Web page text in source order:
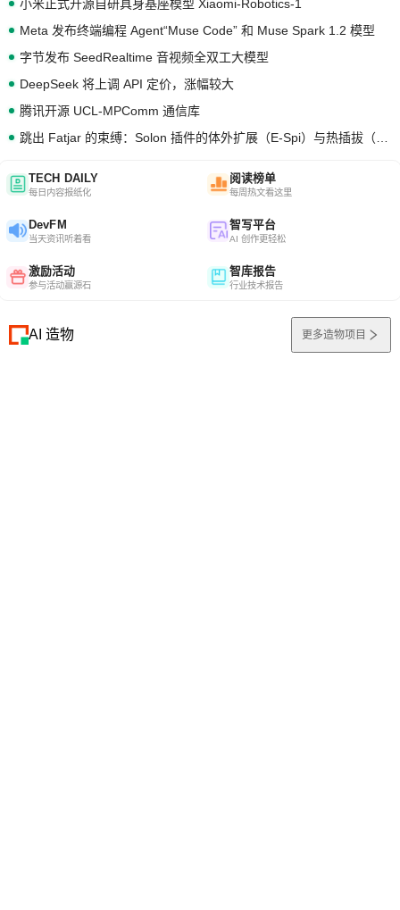
小米正式开源自研具身基座模型 Xiaomi-Robotics-1
Meta 发布终端编程 Agent“Muse Code” 和 Muse Spark 1.2 模型
字节发布 SeedRealtime 音视频全双工大模型
DeepSeek 将上调 API 定价，涨幅较大
腾讯开源 UCL-MPComm 通信库
TECH DAILY
每日内容报纸化
阅读榜单
每周热文看这里
DevFM
当天资讯听着看
智写平台
AI 创作更轻松
激励活动
参与活动赢源石
智库报告
行业技术报告
AI 造物 更多造物项目